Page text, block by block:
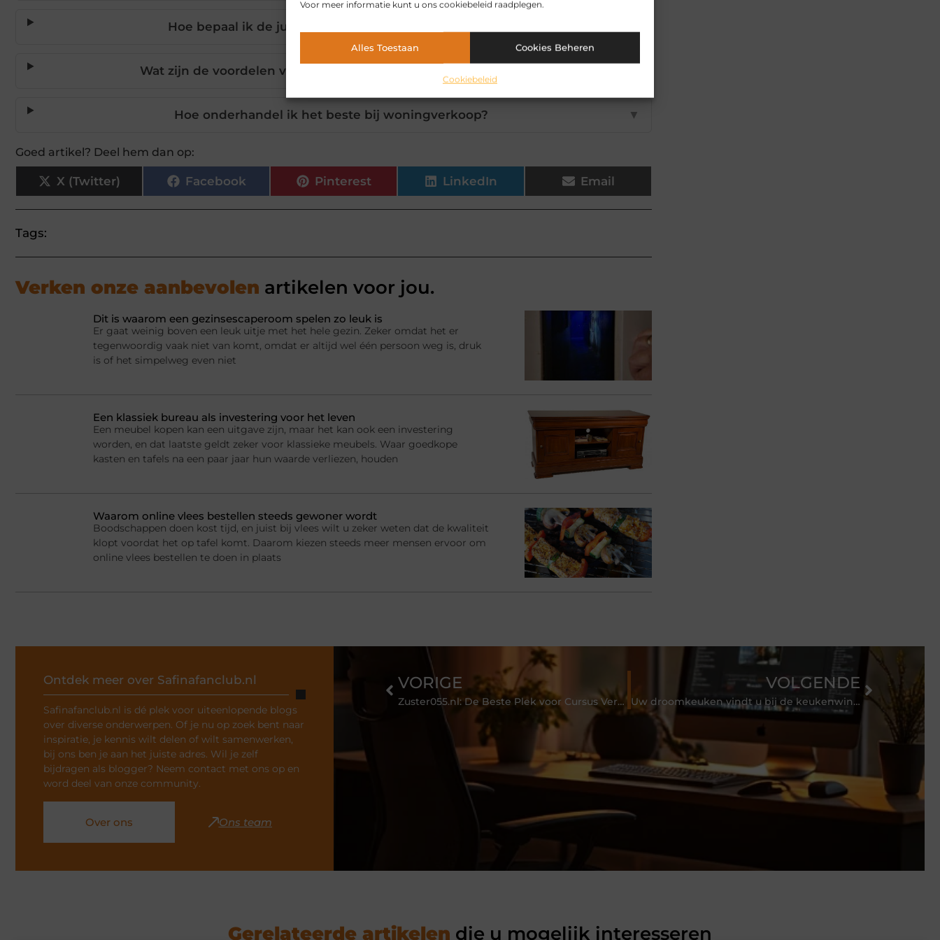
Voor meer informatie kunt u ons cookiebeleid raadplegen.
Alles Toestaan Cookies Beheren
Cookiebeleid
Hoe bepaal ik de juiste vraagprijs voor mijn woning?
Wat zijn de voordelen van samenwerking met een makelaar?
Hoe onderhandel ik het beste bij woningverkoop? ▼
Goed artikel? Deel hem dan op:
X (Twitter) Facebook Pinterest LinkedIn Email
Tags:
Verken onze aanbevolen artikelen voor jou.
Dit is waarom een gezinsescaperoom spelen zo leuk is
Er gaat weinig boven een leuk uitje met het hele gezin. Zeker omdat het er
tegenwoordig vaak niet van komt, omdat er altijd wel één persoon weg is, druk
is of het simpelweg even niet
Een klassiek bureau als investering voor het leven
Een meubel kopen kan een uitgave zijn, maar het kan ook een investering
worden, en dat laatste geldt zeker voor klassieke meubels. Waar goedkope
kasten en tafels na een paar jaar hun waarde verliezen, houden
Waarom online vlees bestellen steeds gewoner wordt
Boodschappen doen kost tijd, en juist bij vlees wilt u zeker weten dat de kwaliteit
klopt voordat het op tafel komt. Daarom kiezen steeds meer mensen ervoor om
online vlees bestellen te doen in plaats
Ontdek meer over Safinafanclub.nl
Safinafanclub.nl is dé plek voor uiteenlopende blogs
over diverse onderwerpen. Of je nu op zoek bent naar
inspiratie, je kennis wilt delen of wilt samenwerken,
bij ons ben je aan het juiste adres. Wil je zelf
bijdragen als blogger? Neem contact met ons op en
word deel van onze community.
Over ons Ons team
VORIGE
Zuster055.nl: De Beste Plek voor Cursus Verpleegtechnische Handelingen
VOLGENDE
Uw droomkeuken vindt u bij de keukenwinkel nabij Tilburg
Gerelateerde artikelen die u mogelijk interesseren